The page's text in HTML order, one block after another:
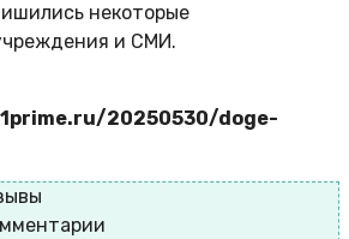
некоторые
и СМИ.
20250530/doge-